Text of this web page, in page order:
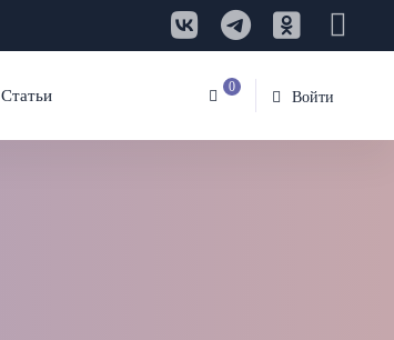
Статьи 0
Войти